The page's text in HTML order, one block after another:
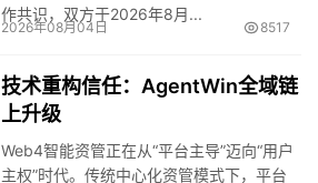
作共识，双方于2026年8月...
2026年08月04日 8517
技术重构信任：AgentWin全域链
上升级
Web4智能资管正在从“平台主导”迈向“用户
主权”时代。传统中心化资管模式下，平台